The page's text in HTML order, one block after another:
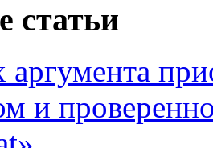
статьи
аргумента
и